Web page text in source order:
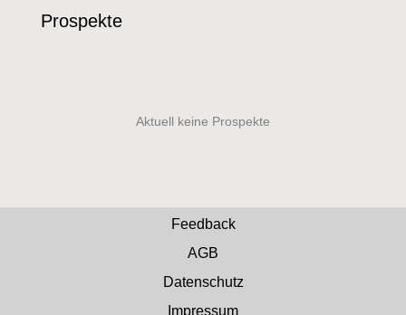
Prospekte
Feedback
AGB
Datenschutz
Impressum